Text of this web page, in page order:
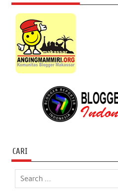
CARI